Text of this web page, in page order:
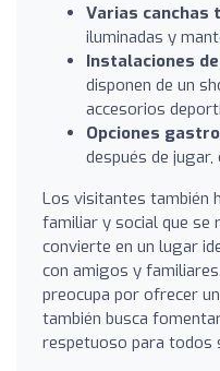
Varias canchas
iluminadas y
Instalaciones
disponen de un
accesorios
Opciones
después de
Los visitantes también
familiar y social que se
convierte en un lugar
con amigos y familiares.
preocupa por ofrecer
también busca
respetuoso para todos